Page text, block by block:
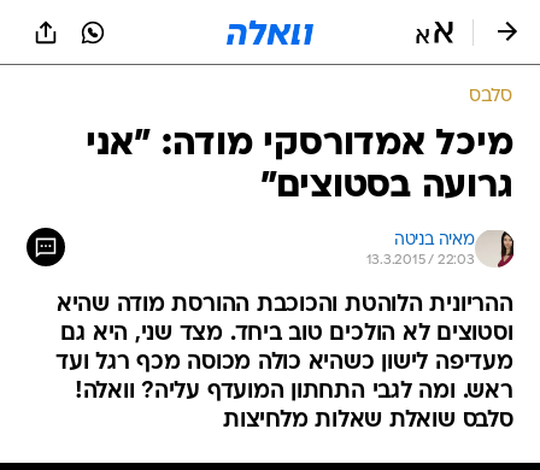
סלבס
מיכל אמדורסקי מודה: "אני
גרועה בסטוצים"
מאיה בניטה
13.3.2015 / 22:03
ההריונית הלוהטת והכוכבת ההורסת מודה שהיא
וסטוצים לא הולכים טוב ביחד. מצד שני, היא גם
מעדיפה לישון כשהיא כולה מכוסה מכף רגל ועד
ראש. ומה לגבי התחתון המועדף עליה? וואלה!
סלבס שואלת שאלות מלחיצות